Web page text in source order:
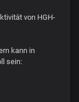
von HGH-
kann in
sein: